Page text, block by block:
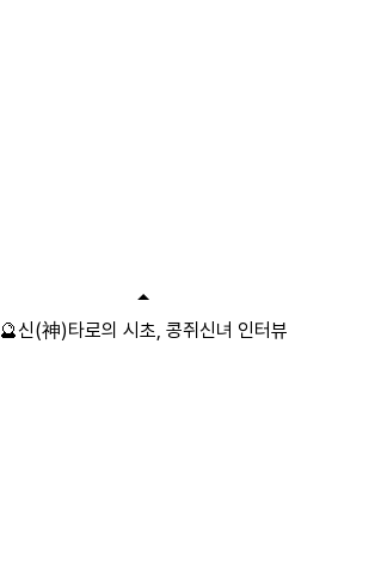
🔮신(神)타로의 시초, 콩쥐신녀 인터뷰